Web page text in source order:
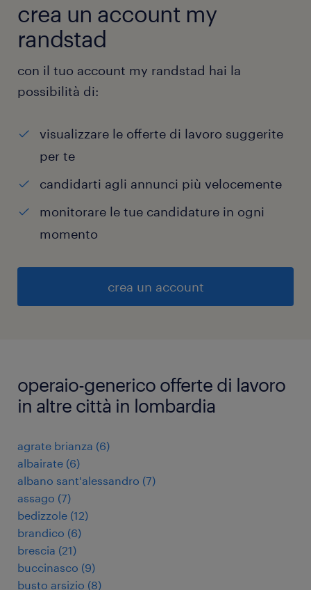
crea un account my
randstad
con il tuo account my randstad hai la
possibilità di:
visualizzare le offerte di lavoro suggerite
per te
candidarti agli annunci più velocemente
monitorare le tue candidature in ogni
momento
crea un account
operaio-generico offerte di lavoro
in altre città in lombardia
agrate brianza (6)
albairate (6)
albano sant'alessandro (7)
assago (7)
bedizzole (12)
brandico (6)
brescia (21)
buccinasco (9)
busto arsizio (8)